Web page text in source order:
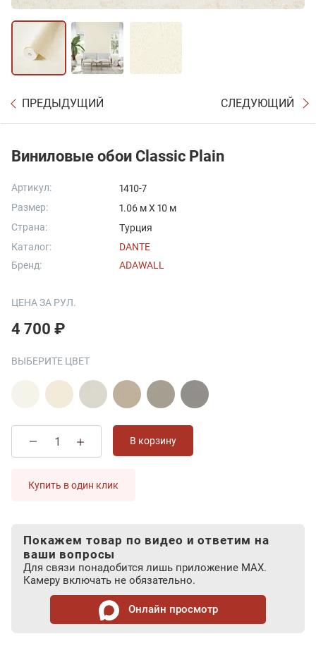
ПРЕДЫДУЩИЙ СЛЕДУЮЩИЙ
Виниловые обои Classic Plain
Артикул:
1410-7
Размер:
1.06 м X 10 м
Страна:
Турция
Каталог:
DANTE
Бренд:
ADAWALL
ЦЕНА ЗА РУЛ.
4 700 ₽
ВЫБЕРИТЕ ЦВЕТ
В корзину
Купить в один клик
Покажем товар по видео и ответим на
ваши вопросы
Для связи понадобится лишь приложение MAX.
Камеру включать не обязательно.
Онлайн просмотр